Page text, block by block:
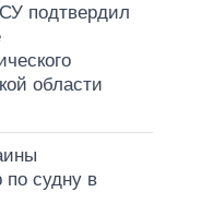
подтвердил
области
по судну в